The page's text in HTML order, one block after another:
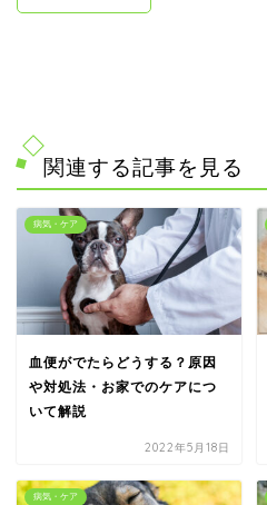
関連する記事を見る
病気・ケア
血便がでたらどうする？原因
や対処法・お家でのケアにつ
いて解説
2022年5月18日
病気・ケア